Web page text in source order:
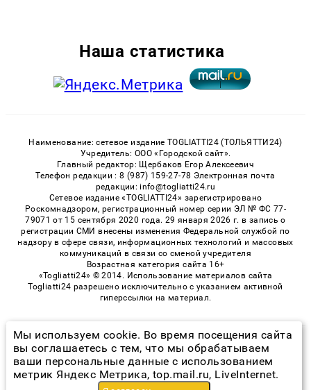
Наша статистика
Наименование: сетевое издание TOGLIATTI24 (ТОЛЬЯТТИ24)
Учредитель: ООО «Городской сайт».
Главный редактор: Щербаков Егор Алексеевич
Телефон редакции : 8 (987) 159-27-78 Электронная почта
редакции: info@togliatti24.ru
Сетевое издание «TOGLIATTI24» зарегистрировано
Роскомнадзором, регистрационный номер серии ЭЛ № ФС 77-
79071 от 15 сентября 2020 года. 29 января 2026 г. в запись о
регистрации СМИ внесены изменения Федеральной службой по
надзору в сфере связи, информационных технологий и массовых
коммуникаций в связи со сменой учредителя
Возрастная категория сайта 16+
«Togliatti24» © 2014. Использование материалов сайта
Togliatti24 разрешено исключительно с указанием активной
гиперссылки на материал.
© 2026 «Togliatti24» | Все права защищены
Возрастная категория сайта 16+
Политика конфиденциальности
Мы используем cookie. Во время посещения сайта
вы соглашаетесь с тем, что мы обрабатываем
ваши персональные данные с использованием
метрик Яндекс Метрика, top.mail.ru, LiveInternet.